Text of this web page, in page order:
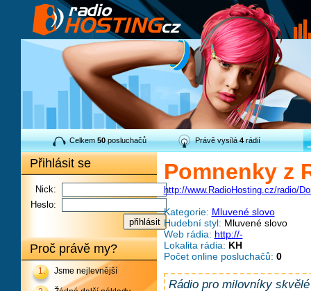
Celkem50posluchačů Právě vysílá4rádií
Přihlásit se
Nick:
Heslo:
Proč právě my?
1. Jsme nejlevnější
Pomnenky z
http://www.RadioHosting.cz/radio/
Kategorie: Mluvené slovo
Hudební styl: Mluvené slovo
Web rádia: http://-
Lokalita rádia: KH
Počet online posluchačů: 0
Rádio pro milovníky